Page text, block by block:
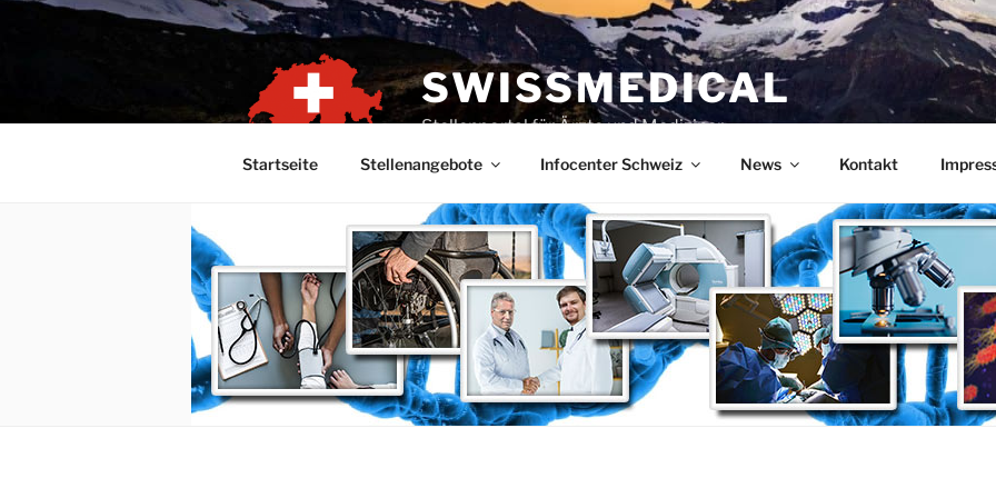
SWISSMEDICAL
Stellenportal für Ärzte und Mediziner
Startseite Stellenangebote Infocenter Schweiz News Kontakt